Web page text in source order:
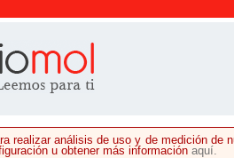
realizar análisis de uso y de medición de
u obtener más información aquí.